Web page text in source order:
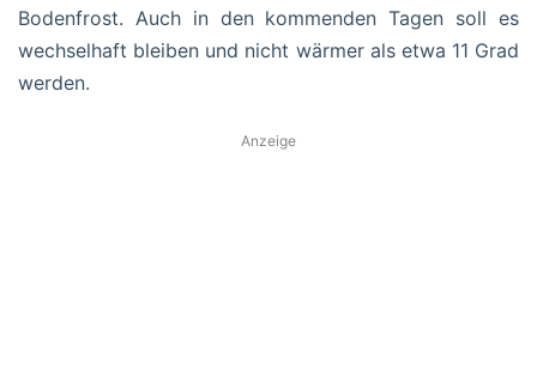
Bodenfrost. Auch in den kommenden Tagen soll es
wechselhaft bleiben und nicht wärmer als etwa 11 Grad
werden.
Anzeige